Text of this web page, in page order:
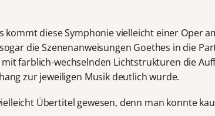
kommt diese Symphonie vielleicht einer Oper
die Szenenanweisungen Goethes in die
mit farblich-wechselnden Lichtstrukturen die
zur jeweiligen Musik deutlich wurde.
Übertitel gewesen, denn man konnte